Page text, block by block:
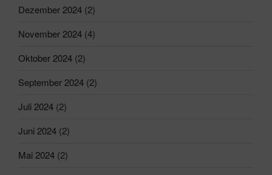
Dezember 2024 (2)
November 2024 (4)
Oktober 2024 (2)
September 2024 (2)
Juli 2024 (2)
Juni 2024 (2)
Mai 2024 (2)